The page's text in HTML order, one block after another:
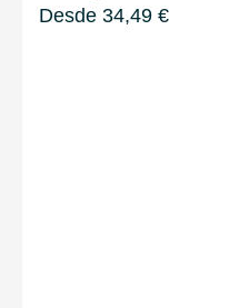
Desde 34,49 €